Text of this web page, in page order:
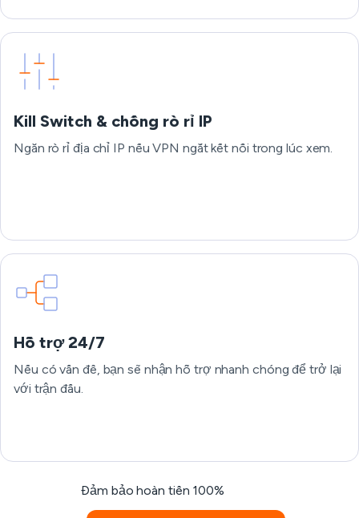
Kill Switch & chống rò rỉ IP
Ngăn rò rỉ địa chỉ IP nếu VPN ngắt kết nối trong lúc xem.
Hỗ trợ 24/7
Nếu có vấn đề, bạn sẽ nhận hỗ trợ nhanh chóng để trở lại
với trận đấu.
Đảm bảo hoàn tiền 100%